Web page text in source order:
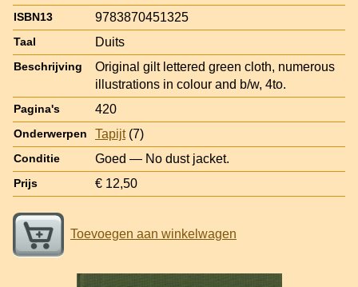
ISBN13 9783870451325
Taal Duits
Beschrijving
Original gilt lettered green cloth, numerous
illustrations in colour and b/w, 4to.
Pagina's 420
Onderwerpen Tapijt(7)
Conditie Goed — No dust jacket.
Prijs € 12,50
Toevoegen aan winkelwagen